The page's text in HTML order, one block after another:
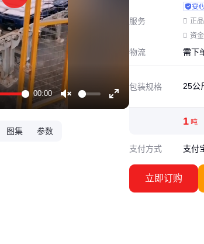
00:00
Enter
Play
图集 参数
服务 正
资
物流 需下
包装规格 25公
1 吨
支付方式 支付
立即订购